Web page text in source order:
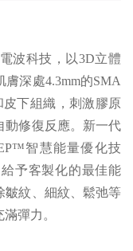
波科技，以3D立體
深處4.3mm的SMA
下組織，刺激膠原
動修復反應。新一代
智慧能量優化技
予客製化的最佳能
皺紋、細紋、鬆弛等
彈力。